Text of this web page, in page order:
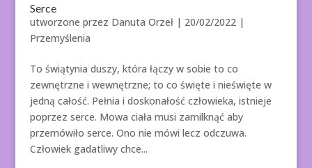
Serce
utworzone przez Danuta Orzeł| 20/02/2022|
Przemyślenia
To świątynia duszy, która łączy w sobie to co
zewnętrzne i wewnętrzne; to co święte i nieświęte w
jedną całość. Pełnia i doskonałość człowieka, istnieje
poprzez serce. Mowa ciała musi zamilknąć aby
przemówiło serce. Ono nie mówi lecz odczuwa.
Człowiek gadatliwy chce...